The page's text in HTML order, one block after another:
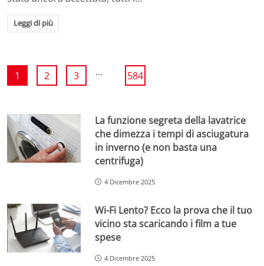
Leggi di più
1 2 3 ... 584
La funzione segreta della lavatrice
che dimezza i tempi di asciugatura
in inverno (e non basta una
centrifuga)
4 Dicembre 2025
Wi-Fi Lento? Ecco la prova che il tuo
vicino sta scaricando i film a tue
spese
4 Dicembre 2025